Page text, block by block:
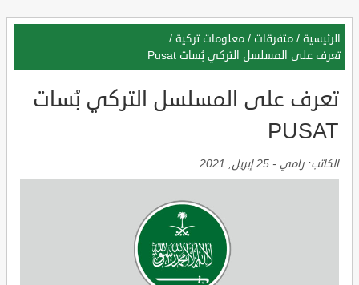
الرئيسية / متفرقات / معلومات تركية /
تعرف على المسلسل التركي بُسات Pusat
تعرف على المسلسل التركي بُسات
PUSAT
الكاتب: رامي - 25 إبريل, 2021